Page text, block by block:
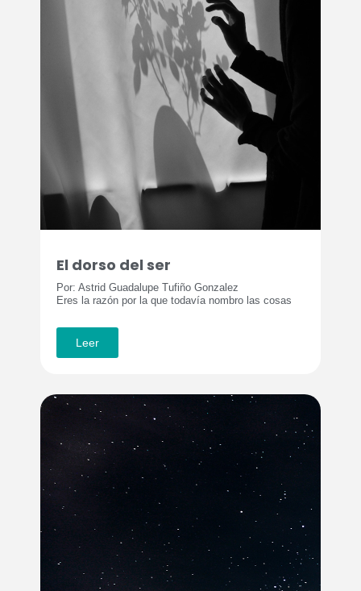
El dorso del ser
Por: Astrid Guadalupe Tufiño Gonzalez
Eres la razón por la que todavía nombro las cosas
Leer